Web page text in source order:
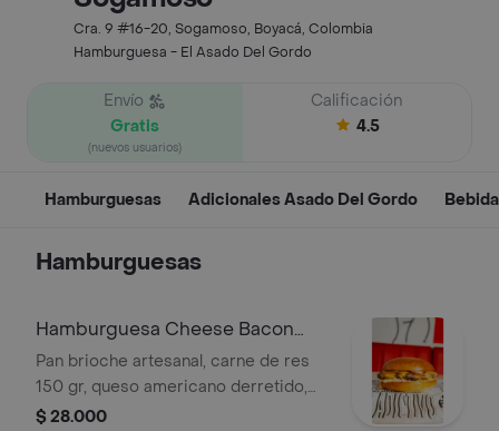
Cra. 9 #16-20, Sogamoso, Boyacá, Colombia
Hamburguesa - El Asado Del Gordo
Envío
Gratis
(nuevos usuarios)
Calificación
4.5
Hamburguesas Adicionales Asado Del Gordo
Hamburguesas
Hamburguesa Cheese Bacon
Burger
Pan brioche artesanal, carne de res
150 gr, queso americano derretido,
tocineta premium, cebolla blanca en
$ 28.000